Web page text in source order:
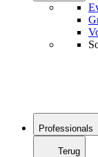
Professionals
Terug